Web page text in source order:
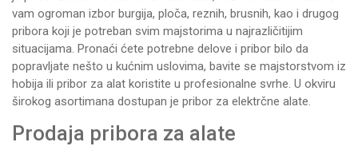
vam ogroman izbor burgija, ploča, reznih, brusnih, kao i drugog
pribora koji je potreban svim majstorima u najrazličitijim
situacijama. Pronaći ćete potrebne delove i pribor bilo da
popravljate nešto u kućnim uslovima, bavite se majstorstvom iz
hobija ili pribor za alat koristite u profesionalne svrhe. U okviru
širokog asortimana dostupan je pribor za elektrčne alate.
Prodaja pribora za alate